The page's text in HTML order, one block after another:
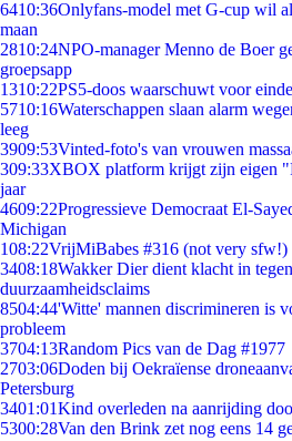
6410:36Onlyfans-model met G-cup wil
maan
2810:24NPO-manager Menno de Boer
groepsapp
1310:22PS5-doos waarschuwt voor
5710:16Waterschappen slaan alarm
leeg
3909:53Vinted-foto's van vrouwen
309:33XBOX platform krijgt zijn eigen
jaar
4609:22Progressieve Democraat El-
Michigan
108:22VrijMiBabes #316 (not very sfw!)
3408:18Wakker Dier dient klacht in
duurzaamheidsclaims
8504:44'Witte' mannen discrimineren is
probleem
3704:13Random Pics van de Dag #1977
2703:06Doden bij Oekraïense
Petersburg
3401:01Kind overleden na aanrijding
5300:28Van den Brink zet nog eens 14